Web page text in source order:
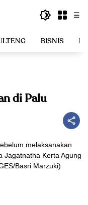
☰
BISNIS
di Palu